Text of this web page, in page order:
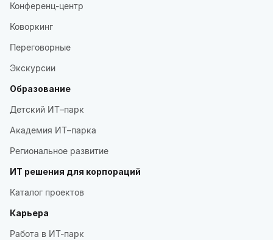
Конференц-центр
Коворкинг
Переговорные
Экскурсии
Образование
Детский ИТ–парк
Академия ИТ–парка
Региональное развитие
ИТ решения для корпораций
Каталог проектов
Карьера
Работа в ИТ-парк